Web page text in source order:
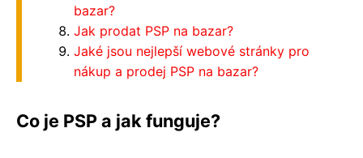
bazar?
Jak prodat PSP na bazar?
Jaké jsou nejlepší webové stránky pro
nákup a prodej PSP na bazar?
Co je PSP a jak funguje?